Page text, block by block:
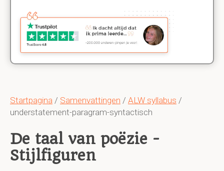
Startpagina / Samenvattingen / ALW syllabus /
understatement-paragram-syntactisch
De taal van poëzie -
Stijlfiguren